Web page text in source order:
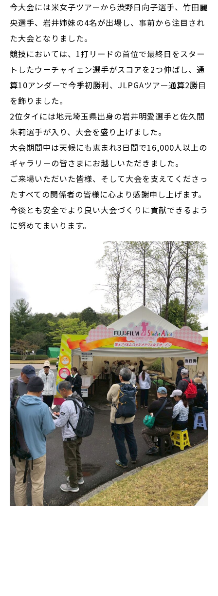
今大会には米女子ツアーから渋野日向子選手、竹田麗
央選手、岩井姉妹の4名が出場し、事前から注目され
た大会となりました。
競技においては、1打リードの首位で最終日をスター
トしたウーチャイェン選手がスコアを2つ伸ばし、通
算10アンダーで今季初勝利、JLPGAツアー通算2勝目
を飾りました。
2位タイには地元埼玉県出身の岩井明愛選手と佐久間
朱莉選手が入り、大会を盛り上げました。
大会期間中は天候にも恵まれ3日間で16,000人以上の
ギャラリーの皆さまにお越しいただきました。
ご来場いただいた皆様、そして大会を支えてくださっ
たすべての関係者の皆様に心より感謝申し上げます。
今後とも安全でより良い大会づくりに貢献できるよう
に努めてまいります。